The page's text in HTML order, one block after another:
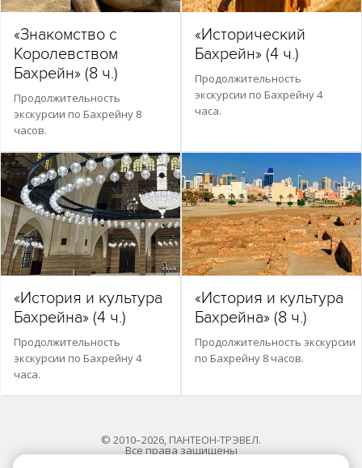
«Знакомство с
Королевством
Бахрейн» (8 ч.)
Продолжительность
экскурсии по Бахрейну 8
часов.
«Исторический
Бахрейн» (4 ч.)
Продолжительность
экскурсии по Бахрейну 4
часа.
«История и культура
Бахрейна» (4 ч.)
Продолжительность
экскурсии по Бахрейну 4
часа.
«История и культура
Бахрейна» (8 ч.)
Продолжительность экскурсии
по Бахрейну 8 часов.
© 2010–2026, ПАНТЕОН-ТРЭВЕЛ.
Все права защищены